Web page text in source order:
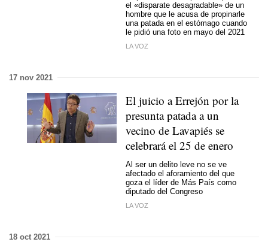
el «disparate desagradable» de un
hombre que le acusa de propinarle
una patada en el estómago cuando
le pidió una foto en mayo del 2021
LA VOZ
17 nov 2021
El juicio a Errejón por la
presunta patada a un
vecino de Lavapiés se
celebrará el 25 de enero
Al ser un delito leve no se ve
afectado el aforamiento del que
goza el líder de Más País como
diputado del Congreso
LA VOZ
18 oct 2021